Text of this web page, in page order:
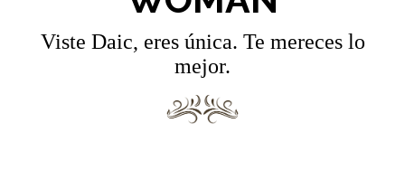
Viste Daic, eres única. Te mereces lo
mejor.